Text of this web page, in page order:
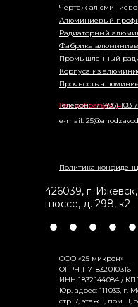
Алюминиевый
Чертеж
Корпуса из
Промышленный
Фабрика
Прочность
Радиаторный
Как добраться →
Телефон: +7 (495) 108
Политика
ООО «25 микрон»
ОГРН 1 171 832 010 316
ИНН 1 832 144 084 /
Юр. адрес: 111 033,
стр. 7, этаж 1, пом. II,
e-mail:
426039, г. Ижевск,
шоссе, д. 298, к2
• • • • •